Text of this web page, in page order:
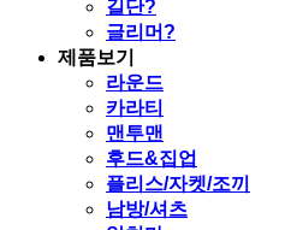
길단?
글리머?
제품보기
라운드
카라티
맨투맨
후드&집업
플리스/자켓/조끼
남방/셔츠